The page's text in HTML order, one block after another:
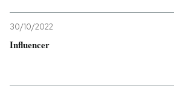
30/10/2022
Influencer